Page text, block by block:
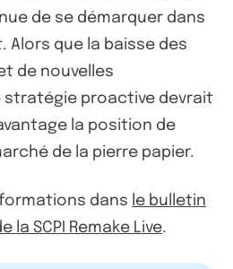
de se démarquer dans
Alors que la baisse des
de nouvelles
proactive devrait
la position de
de la pierre papier.
dans le bulletin
la SCPI Remake Live.